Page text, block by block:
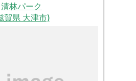
清林パーク
賀県 大津市)